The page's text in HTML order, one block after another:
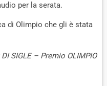
per la serata.
di Olimpio che gli è stata
SIGLE – Premio OLIMPIO